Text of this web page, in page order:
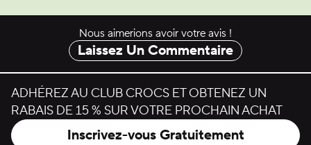
Nous aimerions avoir votre avis !
Laissez Un Commentaire
ADHÉREZ AU CLUB CROCS ET OBTENEZ UN
RABAIS DE 15 % SUR VOTRE PROCHAIN ACHAT
Inscrivez-vous Gratuitement